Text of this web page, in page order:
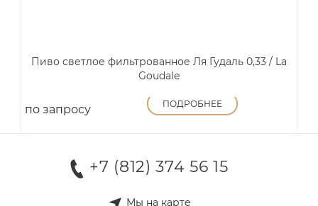
Пиво светлое фильтрованное Ля Гудаль 0,33 / La
Goudale
по запросу ПОДРОБНЕЕ
+7 (812) 374 56 15
Мы на карте